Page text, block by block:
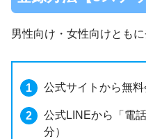
男性向け・女性向けとも
公式サイトから無
公式LINEから「電
分）